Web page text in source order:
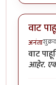
वाट
अनंता
वाट
आहेर.